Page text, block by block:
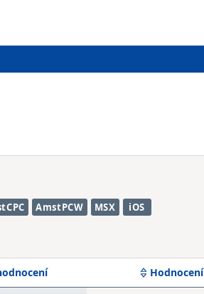
AmstPCW MSX iOS
Hodnocení